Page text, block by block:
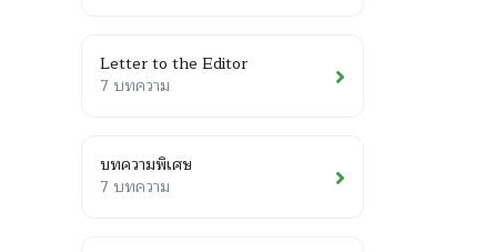
Letter to the Editor
7 บทความ
บทความพิเศษ
7 บทความ